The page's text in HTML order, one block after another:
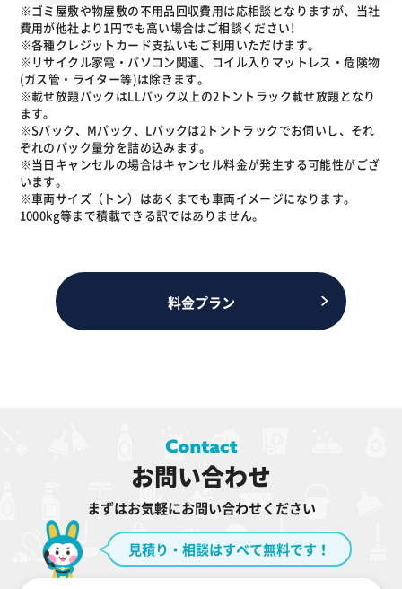
※ゴミ屋敷や物屋敷の不用品回収費用は応相談となりますが、当社
費用が他社より1円でも高い場合はご相談ください!
※各種クレジットカード支払いもご利用いただけます。
※リサイクル家電・パソコン関連、コイル入りマットレス・危険物
(ガス管・ライター等)は除きます。
※載せ放題パックはLLパック以上の2トントラック載せ放題となり
ます。
※Sパック、Mパック、Lパックは2トントラックでお伺いし、それ
ぞれのパック量分を詰め込みます。
※当日キャンセルの場合はキャンセル料金が発生する可能性がござ
います。
※車両サイズ（トン）はあくまでも車両イメージになります。
1000kg等まで積載できる訳ではありません。
料金プラン
お問い合わせ
まずはお気軽にお問い合わせください
見積り・相談はすべて無料です！